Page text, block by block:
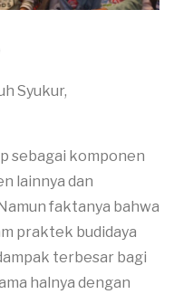
Syukur,
sebagai komponen
lainnya dan
faktanya bahwa
praktek budidaya
terbesar bagi
halnya dengan